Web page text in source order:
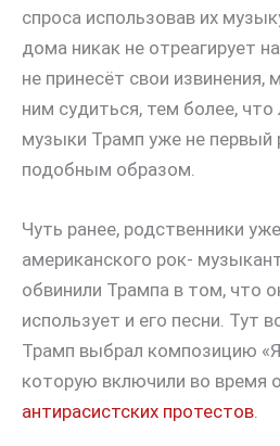
спроса использовав их
дома никак не отреагирует
не принесёт свои
ним судиться, тем более,
музыки Трамп уже не первый
подобным образом.
Чуть ранее, родственники
американского рок-
обвинили Трампа в том, что
использует и его песни. Тут
Трамп выбрал композицию
которую включили во время
антирасистских протестов.